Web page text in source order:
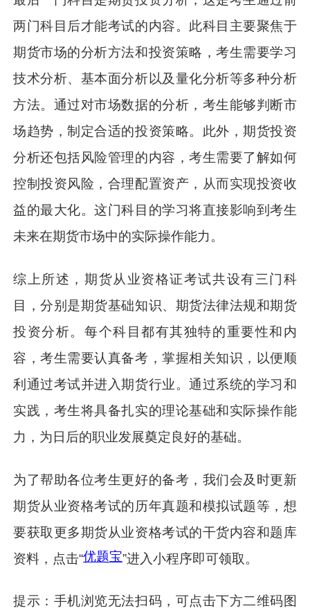
两门科目后才能考试的内容。此科目主要聚焦于
期货市场的分析方法和投资策略，考生需要学习
技术分析、基本面分析以及量化分析等多种分析
方法。通过对市场数据的分析，考生能够判断市
场趋势，制定合适的投资策略。此外，期货投资
分析还包括风险管理的内容，考生需要了解如何
控制投资风险，合理配置资产，从而实现投资收
益的最大化。这门科目的学习将直接影响到考生
未来在期货市场中的实际操作能力。
综上所述，期货从业资格证考试共设有三门科
目，分别是期货基础知识、期货法律法规和期货
投资分析。每个科目都有其独特的重要性和内
容，考生需要认真备考，掌握相关知识，以便顺
利通过考试并进入期货行业。通过系统的学习和
实践，考生将具备扎实的理论基础和实际操作能
力，为日后的职业发展奠定良好的基础。
为了帮助各位考生更好的备考，我们会及时更新
期货从业资格考试的历年真题和模拟试题等，想
要获取更多期货从业资格考试的干货内容和题库
资料，点击“优题宝”进入小程序即可领取。
提示：手机浏览无法扫码，可点击下方二维码图